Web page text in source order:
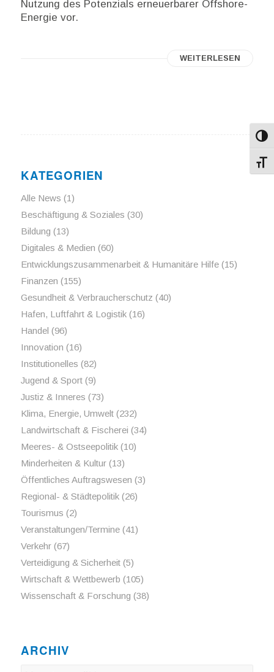
Nutzung des Potenzials erneuerbarer Offshore-
Energie vor.
WEITERLESEN
KATEGORIEN
Alle News (1)
Beschäftigung & Soziales (30)
Bildung (13)
Digitales & Medien (60)
Entwicklungszusammenarbeit & Humanitäre Hilfe(15)
Finanzen (155)
Gesundheit & Verbraucherschutz (40)
Hafen, Luftfahrt & Logistik(16)
Handel (96)
Innovation (16)
Institutionelles (82)
Jugend & Sport(9)
Justiz & Inneres (73)
Klima, Energie, Umwelt(232)
Landwirtschaft & Fischerei (34)
Meeres- & Ostseepolitik(10)
Minderheiten & Kultur(13)
Öffentliches Auftragswesen (3)
Regional- & Städtepolitik(26)
Tourismus (2)
Veranstaltungen/Termine(41)
Verkehr(67)
Verteidigung & Sicherheit(5)
Wirtschaft & Wettbewerb (105)
Wissenschaft & Forschung (38)
ARCHIV